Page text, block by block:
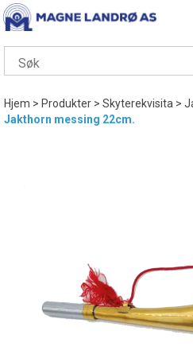
Hjem>Produkter>Skyterekvisita>
Jakthorn messing 22cm.